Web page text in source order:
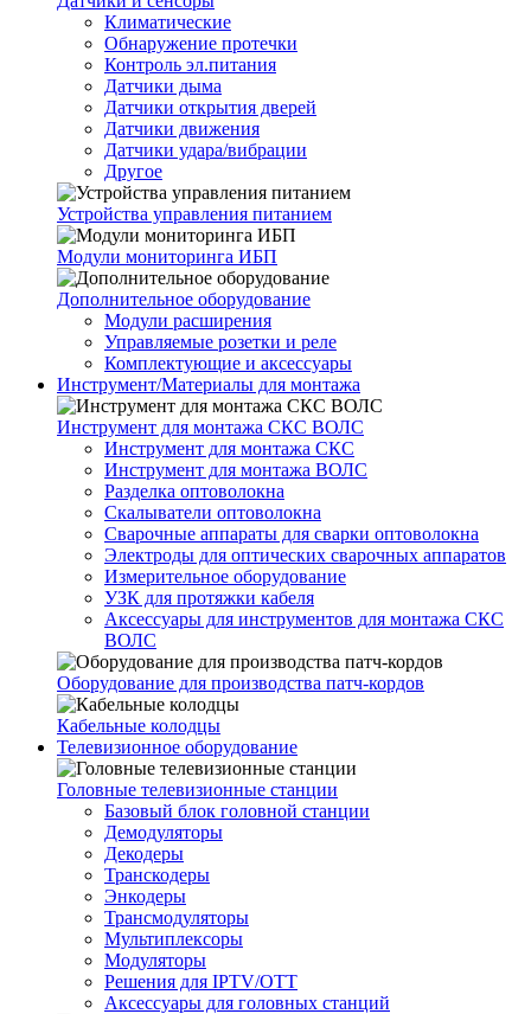
Климатические
Обнаружение протечки
Контроль эл.питания
Датчики дыма
Датчики открытия дверей
Датчики движения
Датчики удара/вибрации
Другое
Устройства управления питанием
Модули мониторинга ИБП
Дополнительное оборудование
Модули расширения
Управляемые розетки и реле
Комплектующие и аксессуары
Инструмент/Материалы для монтажа
Инструмент для монтажа СКС ВОЛС
Инструмент для монтажа СКС
Инструмент для монтажа ВОЛС
Разделка оптоволокна
Скалыватели оптоволокна
Сварочные аппараты для сварки оптоволокна
Электроды для оптических сварочных аппаратов
Измерительное оборудование
УЗК для протяжки кабеля
Аксессуары для инструментов для монтажа СКС
ВОЛС
Оборудование для производства патч-кордов
Кабельные колодцы
Телевизионное оборудование
Головные телевизионные станции
Базовый блок головной станции
Демодуляторы
Декодеры
Транскодеры
Энкодеры
Трансмодуляторы
Мультиплексоры
Модуляторы
Решения для IPTV/OTT
Аксессуары для головных станций